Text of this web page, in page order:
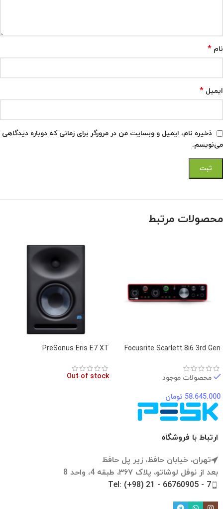
نام *
ایمیل *
ذخیره نام، ایمیل و وبسایت من در مرورگر برای زمانی که دوباره دیدگاهی
می‌نویسم.
محصولات مرتبط
Focusrite Scarlett 8i6 3rd Gen
محصولات موجود
58.645.000 تومان
PreSonus Eris E7 XT
Out of stock
ارتباط با فروشگاه
تهران، خیابان حافظ، زیر پل حافظ
بعد از نوفل لوشاتو، پلاک ۳۶۷، طبقه 4، واحد 8
Tel: (+98) 21 - 66760905 - 7